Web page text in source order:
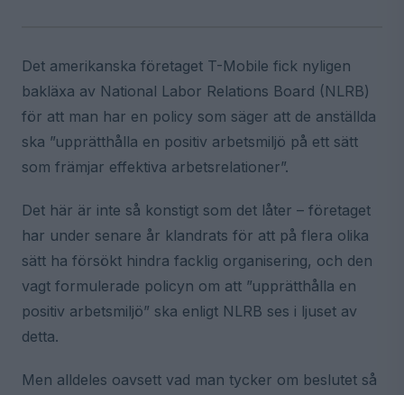
Det amerikanska företaget T-Mobile fick nyligen
bakläxa av National Labor Relations Board (NLRB)
för att man har en policy som säger att de anställda
ska ”upprätthålla en positiv arbetsmiljö på ett sätt
som främjar effektiva arbetsrelationer”.
Det här är inte så konstigt som det låter – företaget
har under senare år klandrats för att på flera olika
sätt ha försökt hindra facklig organisering, och den
vagt formulerade policyn om att ”upprätthålla en
positiv arbetsmiljö” ska enligt NLRB ses i ljuset av
detta.
Men alldeles oavsett vad man tycker om beslutet så